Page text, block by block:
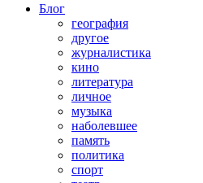
Блог
география
другое
журналистика
кино
литература
личное
музыка
наболевшее
память
политика
спорт